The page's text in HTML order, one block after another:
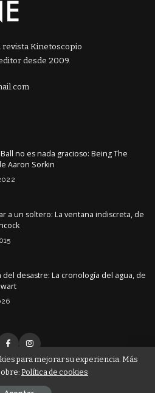
revista Kinetoscopio
desde 2009.
no es nada gracioso: Being The
Aaron Sorkin
a un soltero: La ventana indiscreta, de
del desastre: La cronología del agua, de
para mejorar su experiencia. Más
Política de cookies